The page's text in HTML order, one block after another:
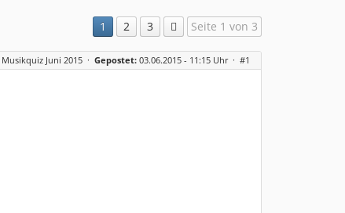
1 2 3 Seite 1 von 3
Musikquiz Juni 2015 · Gepostet: 03.06.2015 - 11:15 Uhr · #1